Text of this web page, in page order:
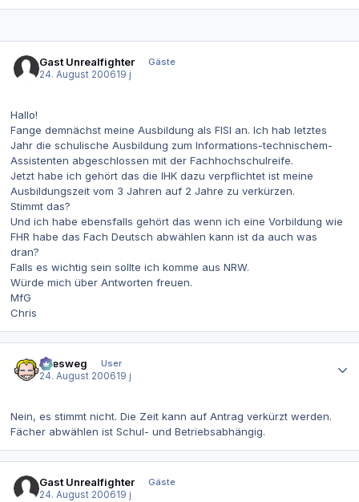
Gast Unrealfighter
Gäste
24. August 200619 j
Hallo!
Fange demnächst meine Ausbildung als FISI an. Ich hab letztes
Jahr die schulische Ausbildung zum Informations-technischem-
Assistenten abgeschlossen mit der Fachhochschulreife.
Jetzt habe ich gehört das die IHK dazu verpflichtet ist meine
Ausbildungszeit vom 3 Jahren auf 2 Jahre zu verkürzen.
Stimmt das?
Und ich habe ebensfalls gehört das wenn ich eine Vorbildung wie
FHR habe das Fach Deutsch abwählen kann ist da auch was
dran?
Falls es wichtig sein sollte ich komme aus NRW.
Würde mich über Antworten freuen.
MfG
Chris
allesweg
User
24. August 200619 j
Nein, es stimmt nicht. Die Zeit kann auf Antrag verkürzt werden.
Fächer abwählen ist Schul- und Betriebsabhängig.
Gast Unrealfighter
Gäste
24. August 200619 j